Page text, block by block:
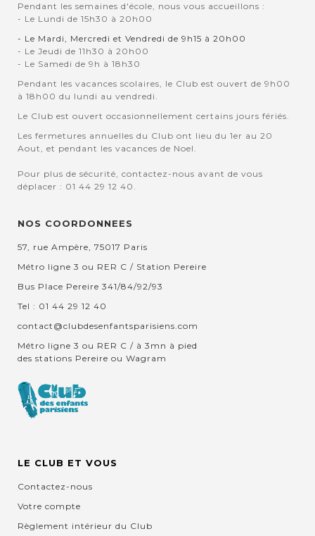
Pendant les semaines d'école, nous vous accueillons :
- Le Lundi de 15h30 à 20h00
- Le Mardi, Mercredi et Vendredi de 9h15 à 20h00
- Le Jeudi de 11h30 à 20h00
- Le Samedi de 9h à 18h30
Pendant les vacances scolaires, le Club est ouvert de 9h00
à 18h00 du lundi au vendredi.
Le Club est ouvert occasionnellement certains jours fériés.
Les fermetures annuelles du Club ont lieu du 1er au 20
Aout, et pendant les vacances de Noel.
Pour plus de sécurité, contactez-nous avant de vous
déplacer : 01 44 29 12 40.
NOS COORDONNEES
57, rue Ampère, 75017 Paris
Métro ligne 3 ou RER C / Station Pereire
Bus Place Pereire 341/84/92/93
Tel : 01 44 29 12 40
contact@clubdesenfantsparisiens.com
Métro ligne 3 ou RER C / à 3mn à pied
des stations Pereire ou Wagram
LE CLUB ET VOUS
Contactez-nous
Votre compte
Règlement intérieur du Club